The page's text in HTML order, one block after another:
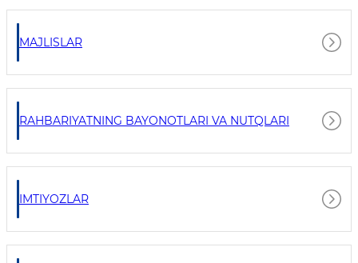
MAJLISLAR
RAHBARIYATNING BAYONOTLARI VA NUTQLARI
IMTIYOZLAR